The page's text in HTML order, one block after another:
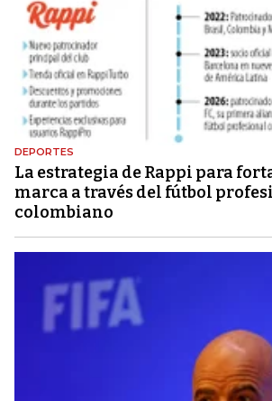
DEPORTES
La estrategia de Rappi para
marca a través del fútbol
colombiano